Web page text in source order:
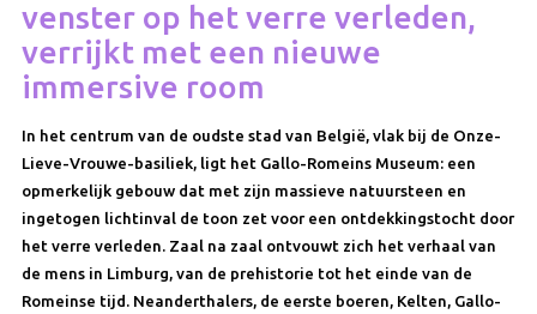
venster op het verre verleden,
verrijkt met een nieuwe
immersive room
In het centrum van de oudste stad van België, vlak bij de Onze-
Lieve-Vrouwe-basiliek, ligt het Gallo-Romeins Museum: een
opmerkelijk gebouw dat met zijn massieve natuursteen en
ingetogen lichtinval de toon zet voor een ontdekkingstocht door
het verre verleden. Zaal na zaal ontvouwt zich het verhaal van
de mens in Limburg, van de prehistorie tot het einde van de
Romeinse tijd. Neanderthalers, de eerste boeren, Kelten, Gallo-